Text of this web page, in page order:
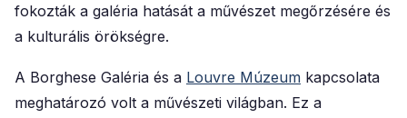
fokozták a galéria hatását a művészet megőrzésére és
a kulturális örökségre.
A Borghese Galéria és a Louvre Múzeum kapcsolata
meghatározó volt a művészeti világban. Ez a